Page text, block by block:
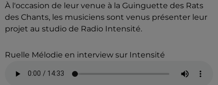
À l'occasion de leur venue à la Guinguette des Rats
des Chants, les musiciens sont venus présenter leur
projet au studio de Radio Intensité.
Ruelle Mélodie en interview sur Intensité